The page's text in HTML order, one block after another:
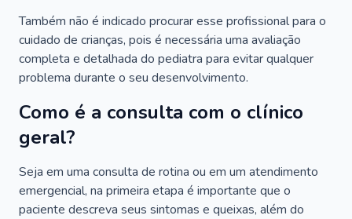
Também não é indicado procurar esse profissional para o
cuidado de crianças, pois é necessária uma avaliação
completa e detalhada do pediatra para evitar qualquer
problema durante o seu desenvolvimento.
Como é a consulta com o clínico
geral?
Seja em uma consulta de rotina ou em um atendimento
emergencial, na primeira etapa é importante que o
paciente descreva seus sintomas e queixas, além do